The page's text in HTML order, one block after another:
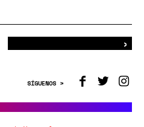
›
SÍGUENOS >